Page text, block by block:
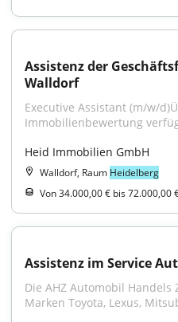
Assistenz der
Walldorf
Executive Assistant (m/w/
Immobilienbewertung
Heid Immobilien GmbH
Walldorf, Raum Heidelberg
Von 34.000,00 € bis 72.000,00
Assistenz im Service
Die AHZ Automobil
Marken Toyota, Lexus,